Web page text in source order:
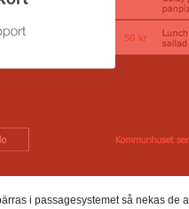
i passagesystemet så nekas de